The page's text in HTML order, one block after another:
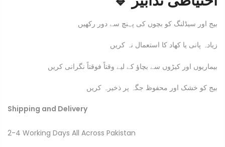
بیج اور سیڈلنگ کو بچوں کی پہنچ سے دور رکھیں
زیادہ پانی یا کھاد کا استعمال نہ کریں
بیماریوں اور کیڑوں سے بچاؤ کے لیے وقتاً فوقتاً نگرانی کریں
بیج کو خشک اور محفوظ جگہ پر ذخیرہ کریں
Shipping and Delivery
2-4 Working Days All Across Pakistan